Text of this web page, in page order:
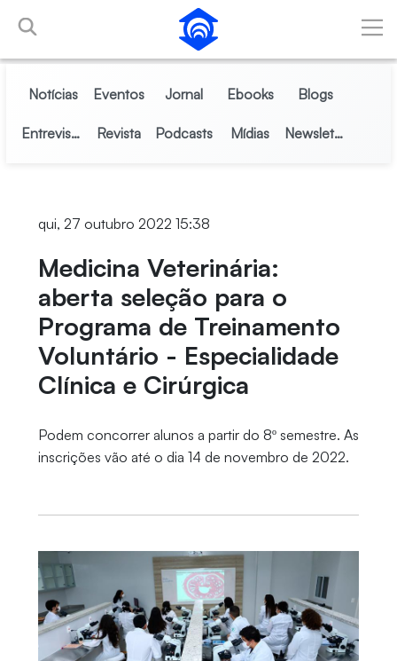
Pular para o Conteúdo principal
Notícias Eventos Jornal Ebooks Blogs
Entrevistas Revista Podcasts Mídias Newsletter
qui, 27 outubro 2022 15:38
Medicina Veterinária:
aberta seleção para o
Programa de Treinamento
Voluntário - Especialidade
Clínica e Cirúrgica
Podem concorrer alunos a partir do 8º semestre. As
inscrições vão até o dia 14 de novembro de 2022.